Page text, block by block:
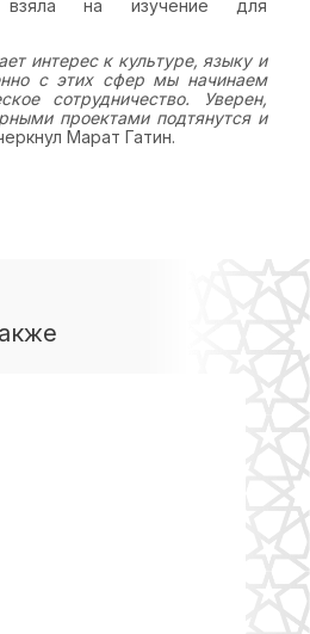
взяла на изучение для
интерес к культуре, языку и
с этих сфер мы начинаем
сотрудничество. Уверен,
проектами подтянутся и
Марат Гатин.